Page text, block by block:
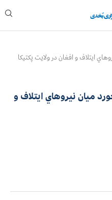
ايتلاف و افغان در ولايت پكتيكا
ميان نيروهاي ايتلاف و